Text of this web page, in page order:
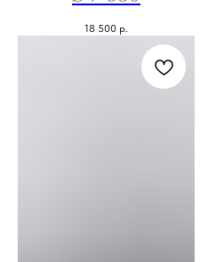
18 500 р.